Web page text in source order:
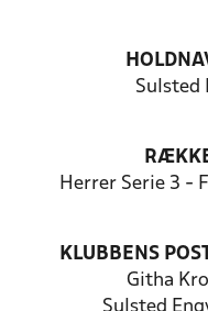
Sulsted
Herrer Serie 3 -
KLUBBENS
Githa
Sulsted